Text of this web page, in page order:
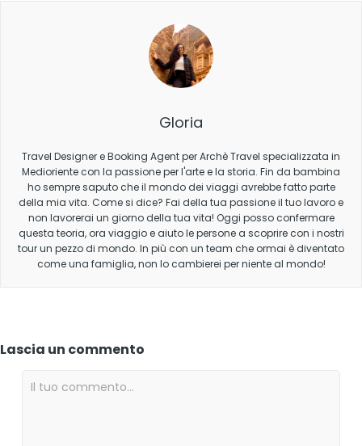
Gloria
Travel Designer e Booking Agent per Archè Travel specializzata in
Medioriente con la passione per l'arte e la storia. Fin da bambina
ho sempre saputo che il mondo dei viaggi avrebbe fatto parte
della mia vita. Come si dice? Fai della tua passione il tuo lavoro e
non lavorerai un giorno della tua vita! Oggi posso confermare
questa teoria, ora viaggio e aiuto le persone a scoprire con i nostri
tour un pezzo di mondo. In più con un team che ormai è diventato
come una famiglia, non lo cambierei per niente al mondo!
Lascia un commento